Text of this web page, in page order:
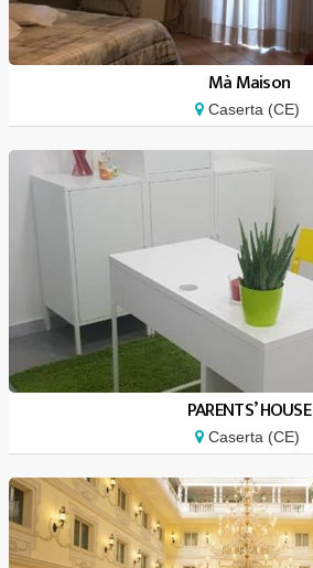
Mà Maison
Caserta (CE)
PARENTS’ HOUSE
Caserta (CE)